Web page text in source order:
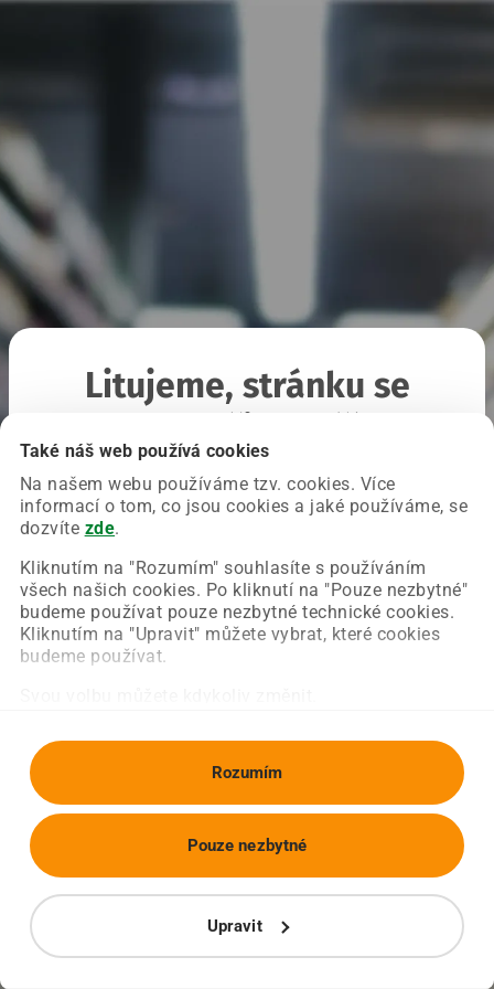
Také náš web používá cookies
Na našem webu používáme tzv. cookies. Více
informací o tom, co jsou cookies a jaké používáme, se
dozvíte zde.
Kliknutím na "Rozumím" souhlasíte s používáním
všech našich cookies. Po kliknutí na "Pouze nezbytné"
budeme používat pouze nezbytné technické cookies.
Kliknutím na "Upravit" můžete vybrat, které cookies
budeme používat.
Rozumím
Upravit
Pouze nezbytné
Litujeme, stránku se
Chyba nastala na naší straně a už ji opravujeme.
Zkuste prosím znovu načíst požadovanou stránku.
Obnovit stránku Úvodní strana